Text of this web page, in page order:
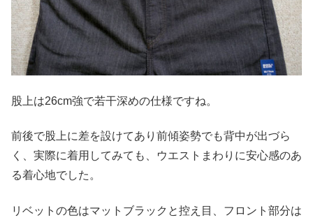
股上は26cm強で若干深めの仕様ですね。
前後で股上に差を設けてあり前傾姿勢でも背中が出づら
く、実際に着用してみても、ウエストまわりに安心感のあ
る着心地でした。
リベットの色はマットブラックと控え目、フロント部分は